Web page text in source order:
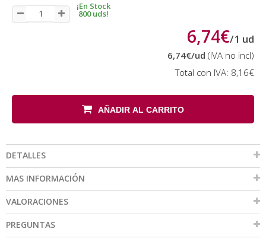
¡En Stock
800 uds!
6,74€/1 ud
6,74€/ud (IVA no incl)
Total con IVA: 8,16€
AÑADIR AL CARRITO
DETALLES
MAS INFORMACIÓN
VALORACIONES
PREGUNTAS